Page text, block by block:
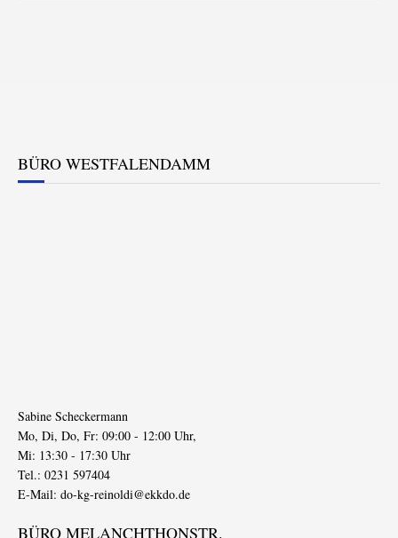
BÜRO WESTFALENDAMM
Sabine Scheckermann
Mo, Di, Do, Fr: 09:00 - 12:00 Uhr,
Mi: 13:30 - 17:30 Uhr
Tel.: 0231 597404
E-Mail: do-kg-reinoldi@ekkdo.de
BÜRO MELANCHTHONSTR.